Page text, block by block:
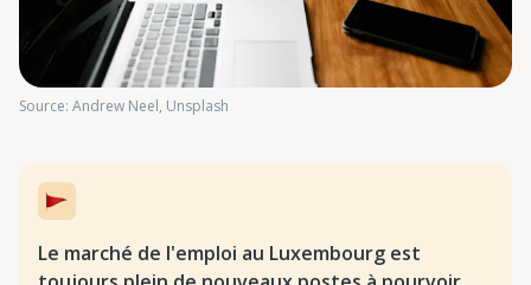
Source: Andrew Neel, Unsplash
Le marché de l'emploi au Luxembourg est